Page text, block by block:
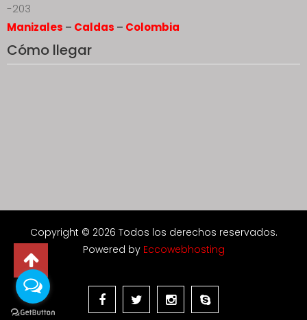
-203
Manizales – Caldas – Colombia
Cómo llegar
Copyright © 2026 Todos los derechos reservados.
Powered by Eccowebhosting